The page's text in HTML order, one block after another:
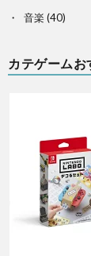
音楽 (40)
カテゲームお